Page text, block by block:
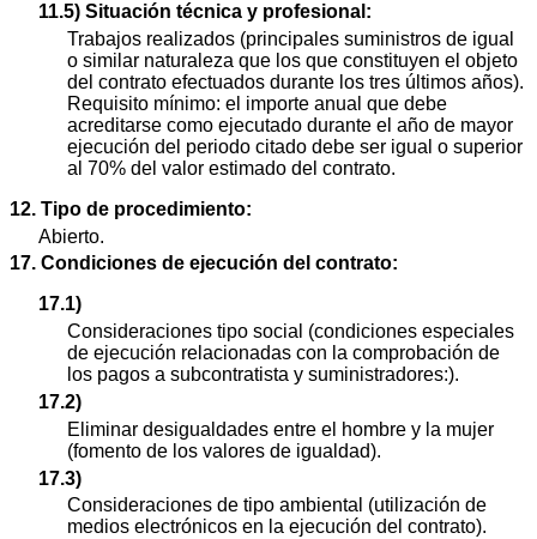
11.5) Situación técnica y profesional:
Trabajos realizados (principales suministros de igual
o similar naturaleza que los que constituyen el objeto
del contrato efectuados durante los tres últimos años).
Requisito mínimo: el importe anual que debe
acreditarse como ejecutado durante el año de mayor
ejecución del periodo citado debe ser igual o superior
al 70% del valor estimado del contrato.
12. Tipo de procedimiento:
Abierto.
17. Condiciones de ejecución del contrato:
17.1)
Consideraciones tipo social (condiciones especiales
de ejecución relacionadas con la comprobación de
los pagos a subcontratista y suministradores:).
17.2)
Eliminar desigualdades entre el hombre y la mujer
(fomento de los valores de igualdad).
17.3)
Consideraciones de tipo ambiental (utilización de
medios electrónicos en la ejecución del contrato).